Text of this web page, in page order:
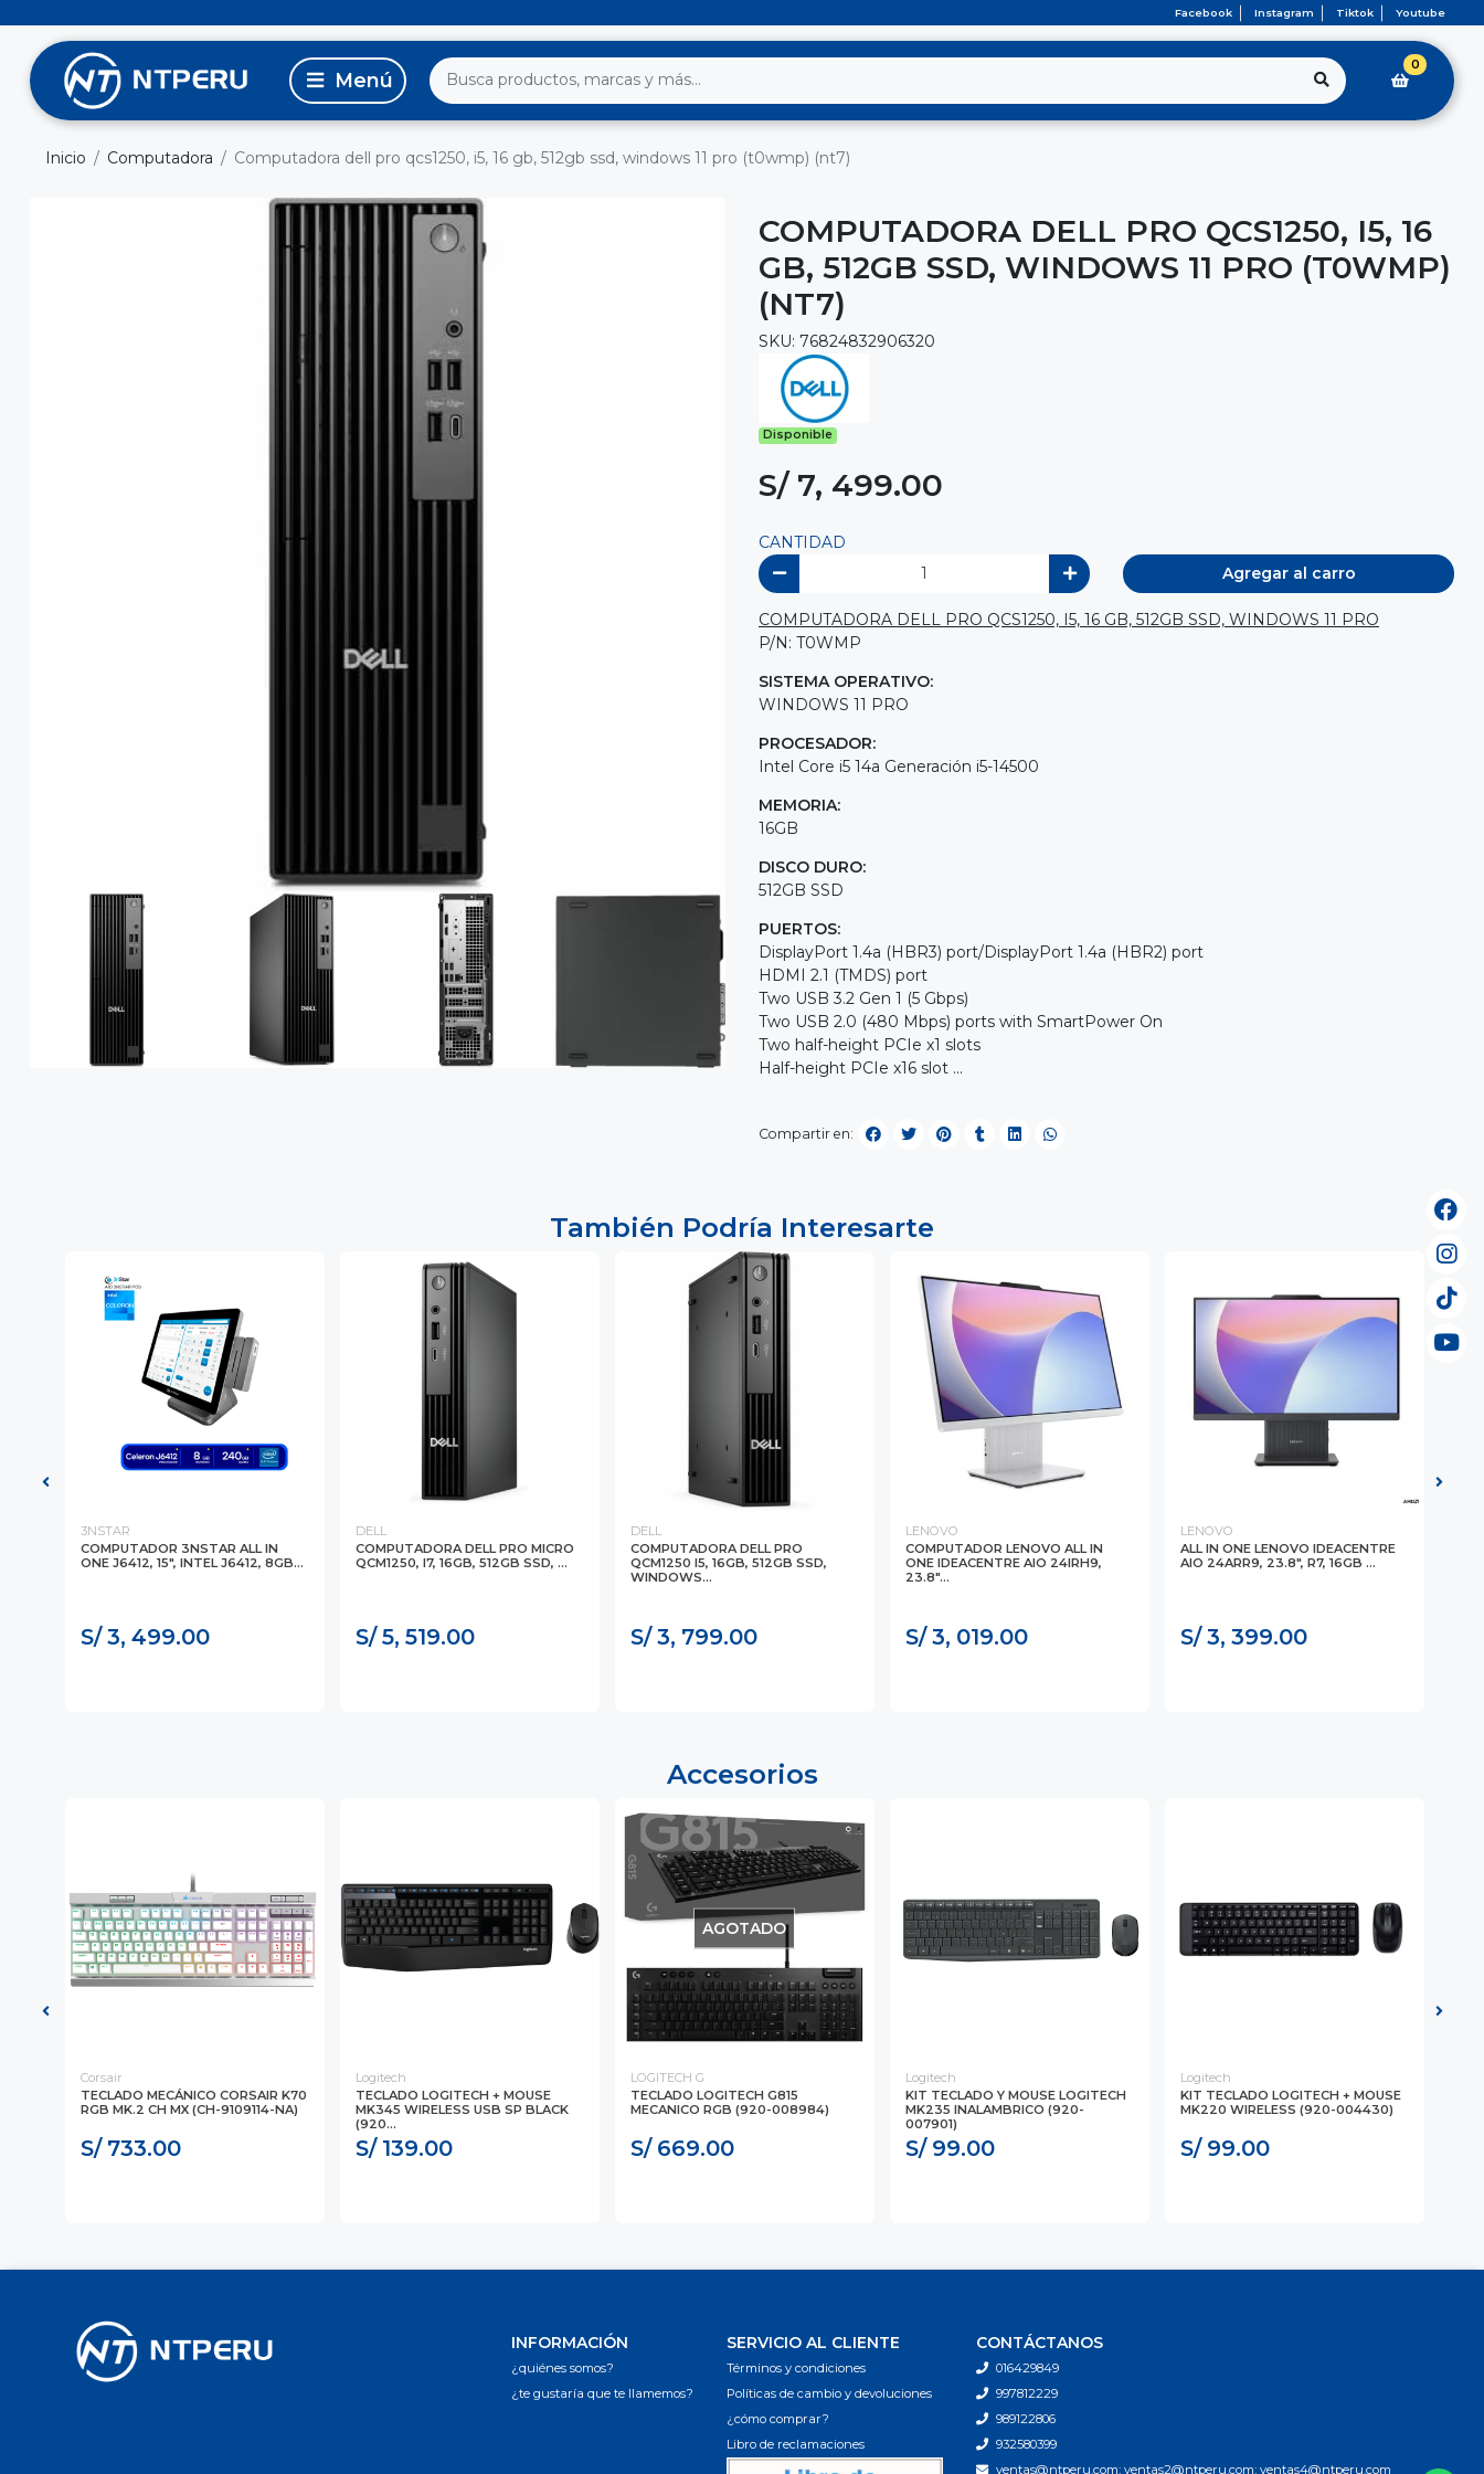
Facebook Instagram Tiktok Youtube
0
Inicio Computadora Computadora dell pro qcs1250, i5, 16 gb, 512gb ssd, windows 11 pro (t0wmp) (nt7)
COMPUTADORA DELL PRO QCS1250, I5, 16
GB, 512GB SSD, WINDOWS 11 PRO (T0WMP)
(NT7)
SKU: 76824832906320
Disponible
S/ 7, 499.00
CANTIDAD
Agregar al carro
COMPUTADORA DELL PRO QCS1250, I5, 16 GB, 512GB SSD, WINDOWS 11 PRO
P/N: T0WMP
SISTEMA OPERATIVO:
WINDOWS 11 PRO
PROCESADOR:
Intel Core i5 14a Generación i5-14500
MEMORIA:
16GB
DISCO DURO:
512GB SSD
PUERTOS:
DisplayPort 1.4a (HBR3) port/DisplayPort 1.4a (HBR2) port
HDMI 2.1 (TMDS) port
Two USB 3.2 Gen 1 (5 Gbps)
Two USB 2.0 (480 Mbps) ports with SmartPower On
Two half-height PCIe x1 slots
Half-height PCIe x16 slot ...
Compartir en:
También Podría Interesarte
3NSTAR
COMPUTADOR 3NSTAR ALL IN
ONE J6412, 15", INTEL J6412, 8GB...
S/ 3, 499.00
DELL
COMPUTADORA DELL PRO MICRO
QCM1250, I7, 16GB, 512GB SSD, ...
S/ 5, 519.00
DELL
COMPUTADORA DELL PRO
QCM1250 I5, 16GB, 512GB SSD,
WINDOWS...
S/ 3, 799.00
LENOVO
COMPUTADOR LENOVO ALL IN
ONE IDEACENTRE AIO 24IRH9,
23.8"...
S/ 3, 019.00
LENOVO
ALL IN ONE LENOVO IDEACENTRE
AIO 24ARR9, 23.8", R7, 16GB ...
S/ 3, 399.00
Accesorios
Corsair
TECLADO MECÁNICO CORSAIR K70
RGB MK.2 CH MX (CH-9109114-NA)
S/ 733.00
Logitech
TECLADO LOGITECH + MOUSE
MK345 WIRELESS USB SP BLACK
(920...
S/ 139.00
AGOTADO
LOGITECH G
TECLADO LOGITECH G815
MECANICO RGB (920-008984)
S/ 669.00
Logitech
KIT TECLADO Y MOUSE LOGITECH
MK235 INALAMBRICO (920-
007901)
S/ 99.00
Logitech
KIT TECLADO LOGITECH + MOUSE
MK220 WIRELESS (920-004430)
S/ 99.00
INFORMACIÓN
¿quiénes somos?
¿te gustaría que te llamemos?
SERVICIO AL CLIENTE
Términos y condiciones
Políticas de cambio y devoluciones
¿cómo comprar?
Libro de reclamaciones
CONTÁCTANOS
016429849
997812229
989122806
932580399
ventas@ntperu.com; ventas2@ntperu.com; ventas4@ntperu.com